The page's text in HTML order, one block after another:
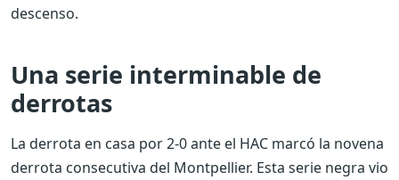
descenso.
Una serie interminable de
derrotas
La derrota en casa por 2-0 ante el HAC marcó la novena
derrota consecutiva del Montpellier. Esta serie negra vio